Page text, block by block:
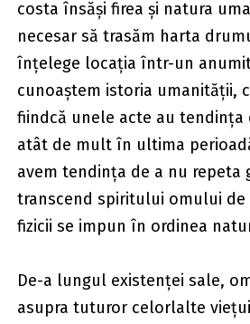
costa însăși firea și natura
necesar să trasăm harta
înțelege locația într-un
cunoaștem istoria umanității,
fiindcă unele acte au
atât de mult în ultima
avem tendința de a nu repeta
transcend spiritului omului de
fizicii se impun în ordinea
De-a lungul existenței sale,
asupra tuturor celorlalte